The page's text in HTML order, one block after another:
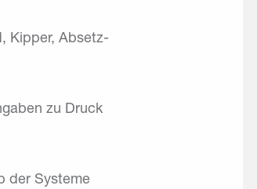
Kipper, Absetz-
zu Druck
der Systeme